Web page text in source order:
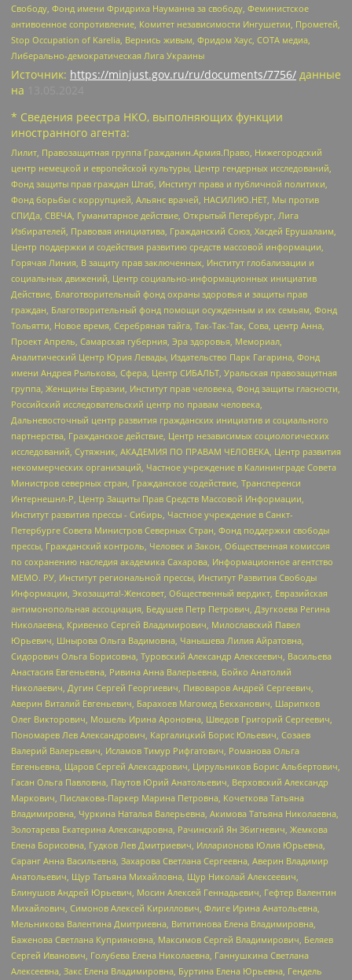
Свободу, Фонд имени Фридриха Науманна за свободу, Феминистское
антивоенное сопротивление, Комитет независимости Ингушетии, Прометей,
Stop Occupation of Karelia, Вернись живым, Фридом Хаус, СОТА медиа,
Либерально-демократическая Лига Украины
Источник: https://minjust.gov.ru/ru/documents/7756/ данные
на
* Сведения реестра НКО, выполняющих функции
иностранного агента:
Лилит, Правозащитная группа Гражданин.Армия.Право, Нижегородский
центр немецкой и европейской культуры, Центр гендерных исследований,
Фонд защиты прав граждан Штаб, Институт права и публичной политики,
Фонд борьбы с коррупцией, Альянс врачей, НАСИЛИЮ.НЕТ, Мы против
СПИДа, СВЕЧА, Гуманитарное действие, Открытый Петербург, Лига
Избирателей, Правовая инициатива, Гражданский Союз, Хасдей Ерушалаим,
Центр поддержки и содействия развитию средств массовой информации,
Горячая Линия, В защиту прав заключенных, Институт глобализации и
социальных движений, Центр социально-информационных инициатив
Действие, Благотворительный фонд охраны здоровья и защиты прав
граждан, Благотворительный фонд помощи осужденным и их семьям, Фонд
Тольятти, Новое время, Серебряная тайга, Так-Так-Так, Сова, центр Анна,
Проект Апрель, Самарская губерния, Эра здоровья, Мемориал,
Аналитический Центр Юрия Левады, Издательство Парк Гагарина, Фонд
имени Андрея Рылькова, Сфера, Центр СИБАЛЬТ, Уральская правозащитная
группа, Женщины Евразии, Институт прав человека, Фонд защиты гласности,
Российский исследовательский центр по правам человека,
Дальневосточный центр развития гражданских инициатив и социального
партнерства, Гражданское действие, Центр независимых социологических
исследований, Сутяжник, АКАДЕМИЯ ПО ПРАВАМ ЧЕЛОВЕКА, Центр развития
некоммерческих организаций, Частное учреждение в Калининграде Совета
Министров северных стран, Гражданское содействие, Трансперенси
Интернешнл-Р, Центр Защиты Прав Средств Массовой Информации,
Институт развития прессы - Сибирь, Частное учреждение в Санкт-
Петербурге Совета Министров Северных Стран, Фонд поддержки свободы
прессы, Гражданский контроль, Человек и Закон, Общественная комиссия
по сохранению наследия академика Сахарова, Информационное агентство
МЕМО. РУ, Институт региональной прессы, Институт Развития Свободы
Информации, Экозащита!-Женсовет, Общественный вердикт, Евразийская
антимонопольная ассоциация, Бедушев Петр Петрович, Дзугкоева Регина
Николаевна, Кривенко Сергей Владимирович, Милославский Павел
Юрьевич, Шнырова Ольга Вадимовна, Чанышева Лилия Айратовна,
Сидорович Ольга Борисовна, Туровский Александр Алексеевич, Васильева
Анастасия Евгеньевна, Ривина Анна Валерьевна, Бойко Анатолий
Николаевич, Дугин Сергей Георгиевич, Пивоваров Андрей Сергеевич,
Аверин Виталий Евгеньевич, Барахоев Магомед Бекханович, Шарипков
Олег Викторович, Мошель Ирина Ароновна, Шведов Григорий Сергеевич,
Пономарев Лев Александрович, Каргалицкий Борис Юльевич, Созаев
Валерий Валерьевич, Исламов Тимур Рифгатович, Романова Ольга
Евгеньевна, Щаров Сергей Алексадрович, Цирульников Борис Альбертович,
Гасан Ольга Павловна, Паутов Юрий Анатольевич, Верховский Александр
Маркович, Пислакова-Паркер Марина Петровна, Кочеткова Татьяна
Владимировна, Чуркина Наталья Валерьевна, Акимова Татьяна Николаевна,
Золотарева Екатерина Александровна, Рачинский Ян Збигневич, Жемкова
Елена Борисовна, Гудков Лев Дмитриевич, Илларионова Юлия Юрьевна,
Саранг Анна Васильевна, Захарова Светлана Сергеевна, Аверин Владимир
Анатольевич, Щур Татьяна Михайловна, Щур Николай Алексеевич,
Блинушов Андрей Юрьевич, Мосин Алексей Геннадьевич, Гефтер Валентин
Михайлович, Симонов Алексей Кириллович, Флиге Ирина Анатольевна,
Мельникова Валентина Дмитриевна, Вититинова Елена Владимировна,
Баженова Светлана Куприяновна, Максимов Сергей Владимирович, Беляев
Сергей Иванович, Голубева Елена Николаевна, Ганнушкина Светлана
Алексеевна, Закс Елена Владимировна, Буртина Елена Юрьевна, Гендель